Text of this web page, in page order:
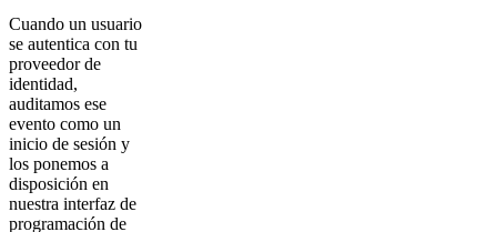
Cuando un usuario
se autentica con tu
proveedor de
identidad,
auditamos ese
evento como un
inicio de sesión y
los ponemos a
disposición en
nuestra interfaz de
programación de